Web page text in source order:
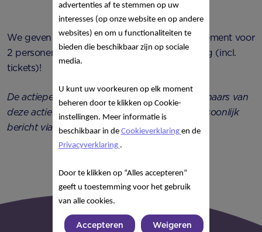
We geven 10 keer een Nutricia Verwenarrangement voor
2 personen voor de Negenmaandenbeurs weg (incl.
tickets)!
De actieperiode is inmiddels verlopen. De winnaars van
deze actie krijgen vrijdag 16 februari 2018 persoonlijk
bericht via de mail.
advertenties af te stemmen op uw
interesses (op onze website en op andere
websites) en om u functionaliteiten te
bieden die beschikbaar zijn op sociale
media.
U kunt uw voorkeuren op elk moment
beheren door te klikken op Cookie-
instellingen. Meer informatie is
beschikbaar in de Cookieverklaring en de
Privacyverklaring .
Door te klikken op “Alles accepteren”
geeft u toestemming voor het gebruik
van alle cookies.
Accepteren Weigeren